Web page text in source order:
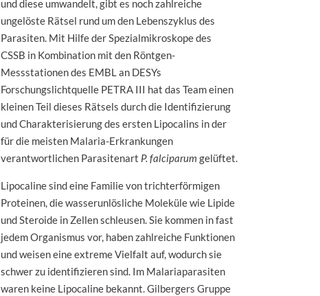
und diese umwandelt, gibt es noch zahlreiche
ungelöste Rätsel rund um den Lebenszyklus des
Parasiten. Mit Hilfe der Spezialmikroskope des
CSSB in Kombination mit den Röntgen-
Messstationen des EMBL an DESYs
Forschungslichtquelle PETRA III hat das Team einen
kleinen Teil dieses Rätsels durch die Identifizierung
und Charakterisierung des ersten Lipocalins in der
für die meisten Malaria-Erkrankungen
verantwortlichen Parasitenart P. falciparum gelüftet.
Lipocaline sind eine Familie von trichterförmigen
Proteinen, die wasserunlösliche Moleküle wie Lipide
und Steroide in Zellen schleusen. Sie kommen in fast
jedem Organismus vor, haben zahlreiche Funktionen
und weisen eine extreme Vielfalt auf, wodurch sie
schwer zu identifizieren sind. Im Malariaparasiten
waren keine Lipocaline bekannt. Gilbergers Gruppe